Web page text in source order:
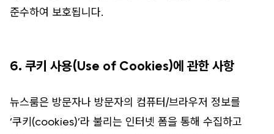
준수하여 보호됩니다.
6. 쿠키 사용(Use of Cookies)에 관한 사항
뉴스룸은 방문자나 방문자의 컴퓨터/브라우저 정보를
‘쿠키(cookies)’라 불리는 인터넷 폼을 통해 수집하고